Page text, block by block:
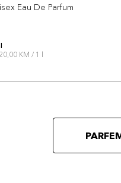
Eau De Parfum
KM / 1 l